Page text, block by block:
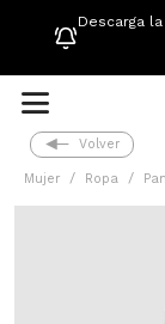
Descarga
Volver
Mujer Ropa